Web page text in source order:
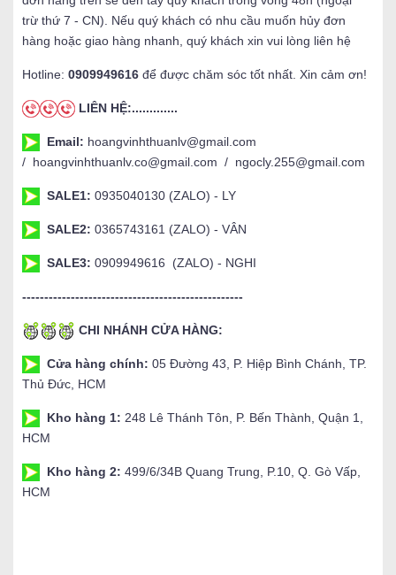
trừ thứ 7 - CN). Nếu quý khách có nhu cầu muốn hủy đơn
hàng hoặc giao hàng nhanh, quý khách xin vui lòng liên hệ
Hotline: 0909949616 để được chăm sóc tốt nhất. Xin cảm ơn!
LIÊN HỆ:.............
Email: hoangvinhthuanlv@gmail.com
/ hoangvinhthuanlv.co@gmail.com / ngocly.255@gmail.com
SALE1: 0935040130 (ZALO) - LY
SALE2: 0365743161 (ZALO) - VÂN
SALE3: 0909949616 (ZALO) - NGHI
--------------------------------------------------
CHI NHÁNH CỬA HÀNG:
Cửa hàng chính: 05 Đường 43, P. Hiệp Bình Chánh, TP.
Thủ Đức, HCM
Kho hàng 1: 248 Lê Thánh Tôn, P. Bến Thành, Quận 1,
HCM
Kho hàng 2: 499/6/34B Quang Trung, P.10, Q. Gò Vấp,
HCM